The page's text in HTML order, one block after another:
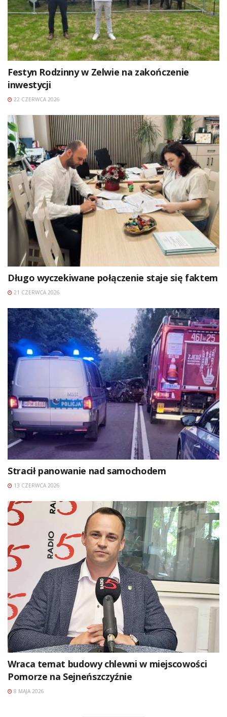
Festyn Rodzinny w Zelwie na zakończenie
inwestycji
22 CZERWCA 2026
Długo wyczekiwane połączenie staje się faktem
21 CZERWCA 2026
Stracił panowanie nad samochodem
13 CZERWCA 2026
Wraca temat budowy chlewni w miejscowości
Pomorze na Sejneńszczyźnie
8 MAJA 2026